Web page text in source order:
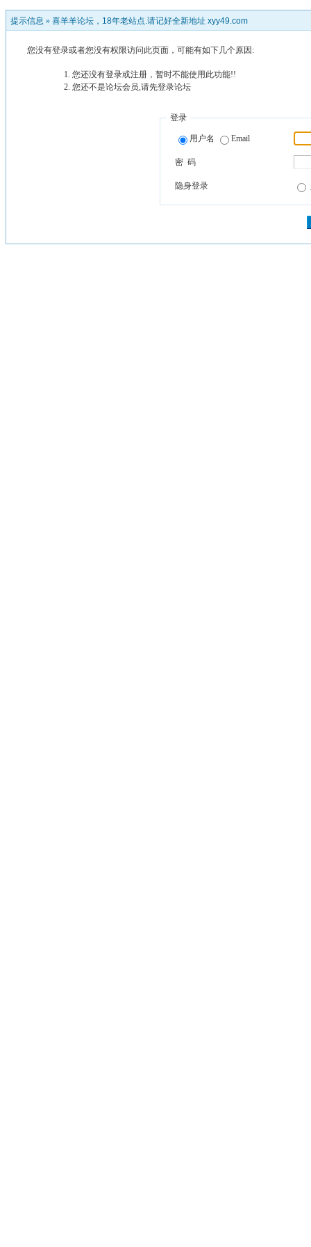
提示信息 » 喜羊羊论坛，18年老站点.请记好全新地址 xyy49.com
您没有登录或者您没有权限访问此页面，可能有如下几个原因:
您还没有登录或注册，暂时不能使用此功能!!
您还不是论坛会员,请先登录论坛
登录
用户名 Email
密 码
隐身登录